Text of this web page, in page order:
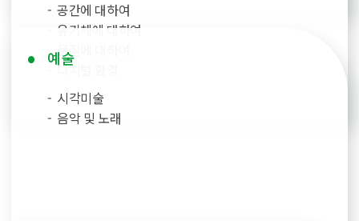
공간에 대하여
유기체에 대하여
물질에 대하여
디지털 환경
예술
시각미술
음악 및 노래